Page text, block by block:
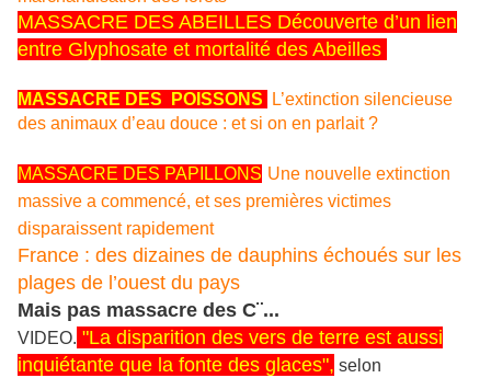
MASSACRE DES ABEILLES Découverte d’un lien
entre Glyphosate et mortalité des Abeilles
MASSACRE DES POISSONS
L’extinction silencieuse
des animaux d’eau douce : et si on en parlait ?
MASSACRE DES PAPILLONS Une nouvelle extinction
massive a commencé, et ses premières victimes
disparaissent rapidement
France : des dizaines de dauphins échoués sur les
plages de l’ouest du pays
Mais pas massacre des C¨...
VIDEO. "La disparition des vers de terre est aussi
inquiétante que la fonte des glaces", selon